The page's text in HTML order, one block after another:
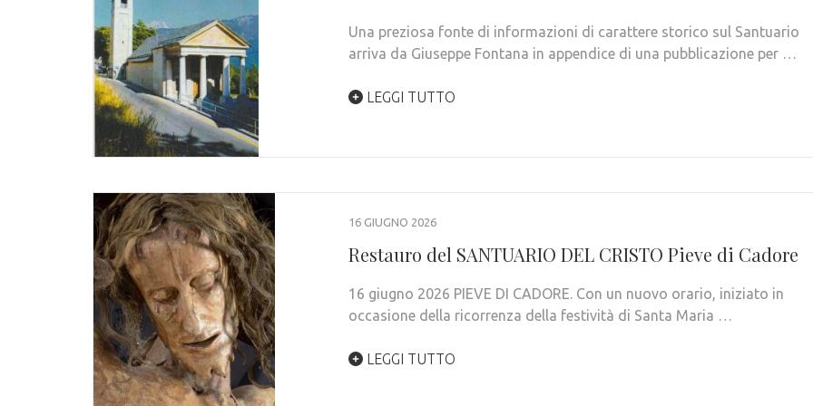
Una preziosa fonte di informazioni di carattere storico sul Santuario
arriva da Giuseppe Fontana in appendice di una pubblicazione per …
LEGGI TUTTO
16 GIUGNO 2026
Restauro del SANTUARIO DEL CRISTO Pieve di Cadore
16 giugno 2026 PIEVE DI CADORE. Con un nuovo orario, iniziato in
occasione della ricorrenza della festività di Santa Maria …
LEGGI TUTTO